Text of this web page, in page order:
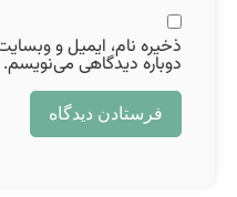
ذخیره نام، ایمیل و
دوباره دیدگاهی می‌نویسم.